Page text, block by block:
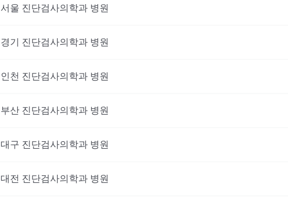
서울 진단검사의학과 병원
경기 진단검사의학과 병원
인천 진단검사의학과 병원
부산 진단검사의학과 병원
대구 진단검사의학과 병원
대전 진단검사의학과 병원